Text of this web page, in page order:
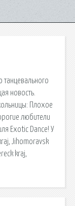
танцевального
новость.
Плохое
любители
Exotic Dance! У
Jihomoravsk
kraj,